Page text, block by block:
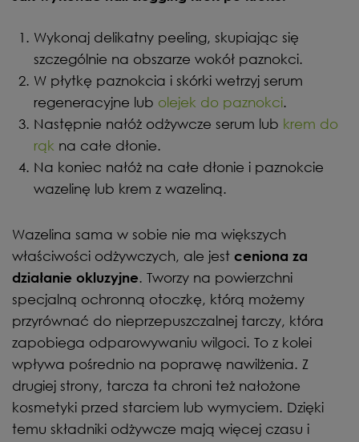
Wykonaj delikatny peeling, skupiając się
szczególnie na obszarze wokół paznokci.
W płytkę paznokcia i skórki wetrzyj serum
regeneracyjne lub olejek do paznokci.
Następnie nałóż odżywcze serum lub krem do
rąk na całe dłonie.
Na koniec nałóż na całe dłonie i paznokcie
wazelinę lub krem z wazeliną.
Wazelina sama w sobie nie ma większych
właściwości odżywczych, ale jest ceniona za
działanie okluzyjne. Tworzy na powierzchni
specjalną ochronną otoczkę, którą możemy
przyrównać do nieprzepuszczalnej tarczy, która
zapobiega odparowywaniu wilgoci. To z kolei
wpływa pośrednio na poprawę nawilżenia. Z
drugiej strony, tarcza ta chroni też nałożone
kosmetyki przed starciem lub wymyciem. Dzięki
temu składniki odżywcze mają więcej czasu i